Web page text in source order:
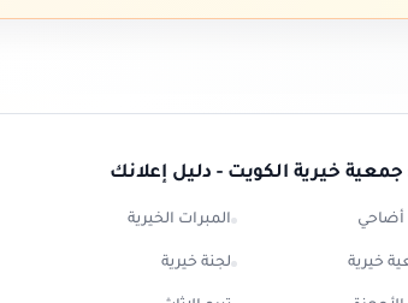
خيرية الكويت - دليل إعلانك
أضاحي المبرات الخيرية
خيرية لجنة خيرية